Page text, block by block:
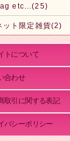
etc...(25)
ット限定雑貨(2)
トについて
合わせ
取引に関する表記
バシーポリシー